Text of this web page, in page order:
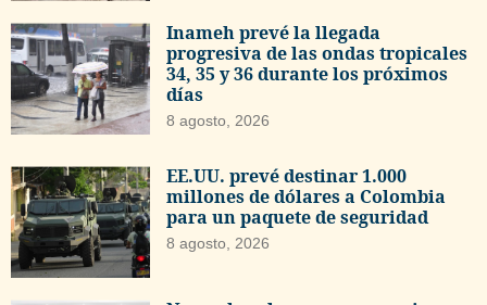
Inameh prevé la llegada
progresiva de las ondas tropicales
34, 35 y 36 durante los próximos
días
8 agosto, 2026
EE.UU. prevé destinar 1.000
millones de dólares a Colombia
para un paquete de seguridad
8 agosto, 2026